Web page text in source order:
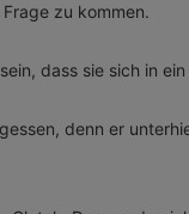
zu kommen.
dass sie sich in
denn er